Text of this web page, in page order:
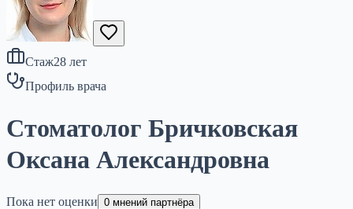
Стаж28 лет
Профиль врача
Стоматолог Бричковская
Оксана Александровна
Пока нет оценки 0 мнений партнёра